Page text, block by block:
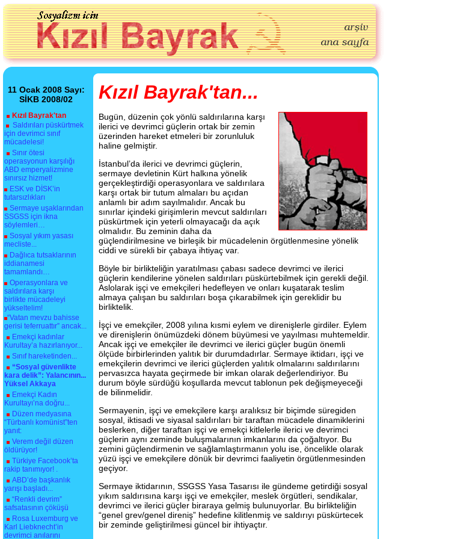
11 Ocak 2008 Sayı:
SİKB 2008/02
Kızıl Bayrak'tan
Saldırıları püskürtmek
için devrimci sınıf
mücadelesi!
Sınır ötesi
operasyonun karşılığı
ABD emperyalizmine
sınırsız hizmet!
ESK ve DİSK’in
tutarsızlıkları
Sermaye uşaklarından
SSGSS için ikna
söylemleri…
Sosyal yıkım yasası
mecliste...
Dağlıca tutsaklarının
iddianamesi
tamamlandı…
Operasyonlara ve
saldırılara karşı
birlikte mücadeleyi
yükseltelim!
“Vatan mevzu bahisse
gerisi teferruattır” ancak...
Emekçi kadınlar
Kurultay’a hazırlanıyor...
Sınıf hareketinden...
“Sosyal güvenlikte
kara delik”: Yalancının...
Yüksel Akkaya
Emekçi Kadın
Kurultayı’na doğru...
Düzen medyasına
“Türbanlı komünist”ten
yanıt:
Verem değil düzen
öldürüyor!
Türkiye Facebook’ta
rakip tanımıyor! .
ABD’de başkanlık
yarışı başladı...
“Renkli devrim”
safsatasının çöküşü
Rosa Luxemburg ve
Karl Liebknecht’in
devrimci anılarını
Kızıl Bayrak'tan...
Bugün, düzenin çok yönlü saldırılarına karşı
ilerici ve devrimci güçlerin ortak bir zemin
üzerinden hareket etmeleri bir zorunluluk
haline gelmiştir.
İstanbul’da ilerici ve devrimci güçlerin,
sermaye devletinin Kürt halkına yönelik
gerçekleştirdiği operasyonlara ve saldırılara
karşı ortak bir tutum almaları bu açıdan
anlamlı bir adım sayılmalıdır. Ancak bu
sınırlar içindeki girişimlerin mevcut saldırıları
püskürtmek için yeterli olmayacağı da açık
olmalıdır. Bu zeminin daha da
güçlendirilmesine ve birleşik bir mücadelenin örgütlenmesine yönelik
ciddi ve sürekli bir çabaya ihtiyaç var.
Böyle bir birlikteliğin yaratılması çabası sadece devrimci ve ilerici
güçlerin kendilerine yönelen saldırıları püskürtebilmek için gerekli değil.
Aslolarak işçi ve emekçileri hedefleyen ve onları kuşatarak teslim
almaya çalışan bu saldırıları boşa çıkarabilmek için gereklidir bu
birliktelik.
İşçi ve emekçiler, 2008 yılına kısmi eylem ve direnişlerle girdiler. Eylem
ve direnişlerin önümüzdeki dönem büyümesi ve yayılması muhtemeldir.
Ancak işçi ve emekçiler ile devrimci ve ilerici güçler bugün önemli
ölçüde birbirlerinden yalıtık bir durumdadırlar. Sermaye iktidarı, işçi ve
emekçilerin devrimci ve ilerici güçlerden yalıtık olmalarını saldırılarını
pervasızca hayata geçirmede bir imkan olarak değerlendiriyor. Bu
durum böyle sürdüğü koşullarda mevcut tablonun pek değişmeyeceği
de bilinmelidir.
Sermayenin, işçi ve emekçilere karşı aralıksız bir biçimde süregiden
sosyal, iktisadi ve siyasal saldırıları bir taraftan mücadele dinamiklerini
beslerken, diğer taraftan işçi ve emekçi kitlelerle ilerici ve devrimci
güçlerin aynı zeminde buluşmalarının imkanlarını da çoğaltıyor. Bu
zemini güçlendirmenin ve sağlamlaştırmanın yolu ise, öncelikle olarak
yüzü işçi ve emekçilere dönük bir devrimci faaliyetin örgütlenmesinden
geçiyor.
Sermaye iktidarının, SSGSS Yasa Tasarısı ile gündeme getirdiği sosyal
yıkım saldırısına karşı işçi ve emekçiler, meslek örgütleri, sendikalar,
devrimci ve ilerici güçler biraraya gelmiş bulunuyorlar. Bu birlikteliğin
“genel grev/genel direniş” hedefine kilitlenmiş ve saldırıyı püskürtecek
bir zeminde geliştirilmesi güncel bir ihtiyaçtır.